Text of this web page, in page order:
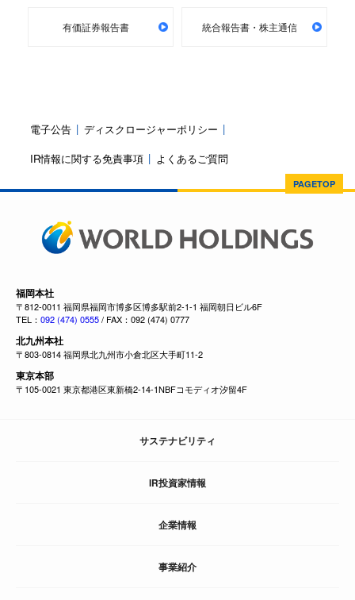
有価証券報告書 統合報告書・株主通信
電子公告
ディスクロージャーポリシー
IR情報に関する免責事項
よくあるご質問
PAGETOP
福岡本社
〒812-0011 福岡県福岡市博多区博多駅前2-1-1 福岡朝日ビル6F
TEL： 092 (474) 0555/ FAX：092 (474) 0777
北九州本社
〒803-0814 福岡県北九州市小倉北区大手町11-2
東京本部
〒105-0021 東京都港区東新橋2-14-1NBFコモディオ汐留4F
サステナビリティ
IR投資家情報
企業情報
事業紹介